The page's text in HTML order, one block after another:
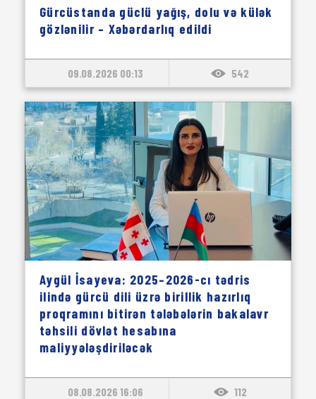
Gürcüstanda güclü yağış, dolu və külək
gözlənilir – Xəbərdarlıq edildi
09.08.2026 00:13 542
Aygül İsayeva: 2025–2026-cı tədris
ilində gürcü dili üzrə birillik hazırlıq
proqramını bitirən tələbələrin bakalavr
təhsili dövlət hesabına
maliyyələşdiriləcək
08.08.2026 16:06 112